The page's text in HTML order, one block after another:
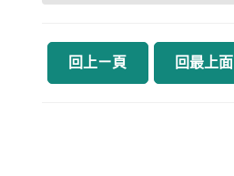
回上ㄧ頁 回最上面